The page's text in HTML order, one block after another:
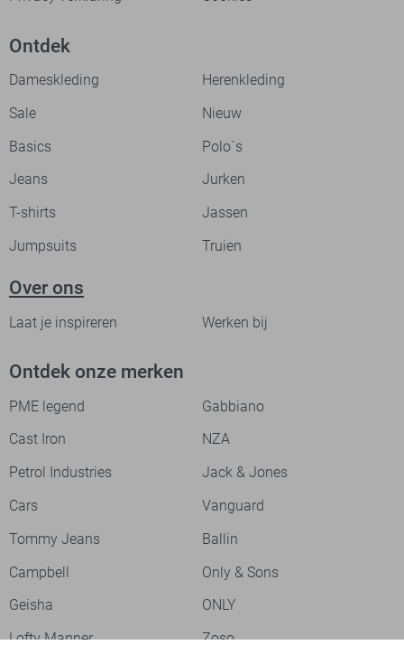
Ontdek
Dameskleding
Herenkleding
Sale
Nieuw
Basics
Polo`s
Jeans
Jurken
T-shirts
Jassen
Jumpsuits
Truien
Over ons
Laat je inspireren Werken bij
Ontdek onze merken
PME legend
Gabbiano
Cast Iron
NZA
Petrol Industries
Jack & Jones
Cars
Vanguard
Tommy Jeans
Ballin
Campbell
Only & Sons
Geisha
ONLY
Lofty Manner
Zoso